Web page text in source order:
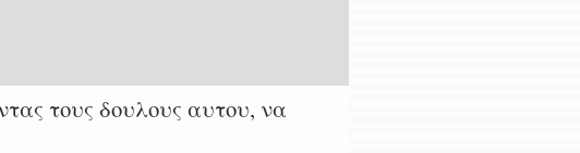
τους δουλους αυτου, να